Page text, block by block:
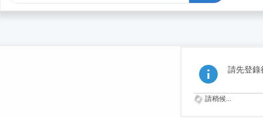
請先登錄
請稍候...